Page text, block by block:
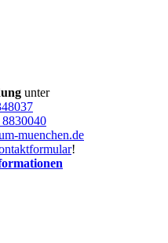
unter
muenchen.de
!